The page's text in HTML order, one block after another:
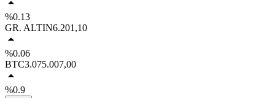
%0.13
GR. ALTIN6.201,10
%0.06
BTC3.075.007,00
%0.9